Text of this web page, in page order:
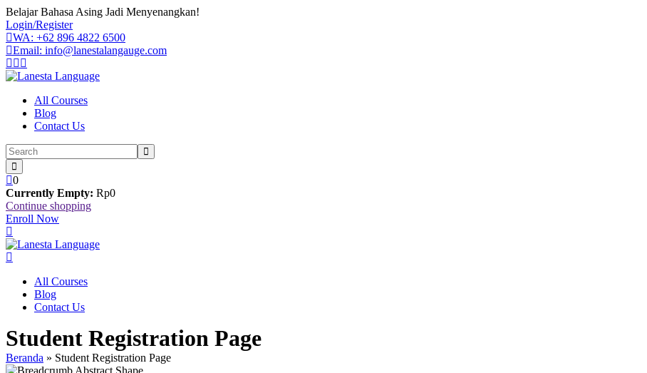
Skip
to
content
Belajar Bahasa Asing Jadi Menyenangkan!
Login/Register
WA: +62 896 4822 6500
Email: info@lanestalangauge.com
All Courses
Blog
Contact Us
0
Currently Empty: Rp0
Continue shopping
Enroll Now
All Courses
Blog
Contact Us
Student Registration Page
Beranda » Student Registration Page